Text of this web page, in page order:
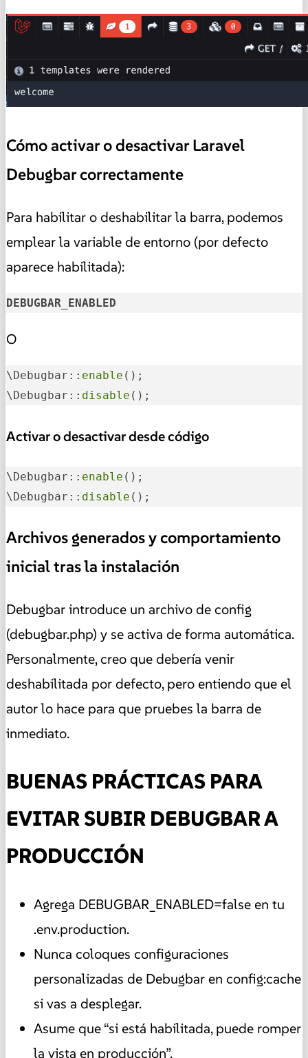
Cómo activar o desactivar Laravel
Debugbar correctamente
Para habilitar o deshabilitar la barra, podemos
emplear la variable de entorno (por defecto
aparece habilitada):
DEBUGBAR_ENABLED
O
\Debugbar:: enable ();
\Debugbar:: disable ();
Activar o desactivar desde código
\Debugbar:: enable ();
\Debugbar:: disable ();
Archivos generados y comportamiento
inicial tras la instalación
Debugbar introduce un archivo de config
(debugbar.php) y se activa de forma automática.
Personalmente, creo que debería venir
deshabilitada por defecto, pero entiendo que el
autor lo hace para que pruebes la barra de
inmediato.
BUENAS PRÁCTICAS PARA
EVITAR SUBIR DEBUGBAR A
PRODUCCIÓN
Agrega DEBUGBAR_ENABLED=false en tu
.env.production.
Nunca coloques configuraciones
personalizadas de Debugbar en config:cache
si vas a desplegar.
Asume que “si está habilitada, puede romper
la vista en producción”.